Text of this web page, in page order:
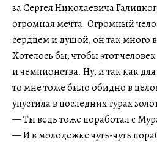
за Сергея Николаевича
огромная мечта. Огромный
сердцем и душой, он так много
Хотелось бы, чтобы этот
и чемпионства. Ну, и так как
то мне тоже было обидно в
упустила в последних турах
— Ты ведь тоже поработал с
— И в молодежке чуть-чуть